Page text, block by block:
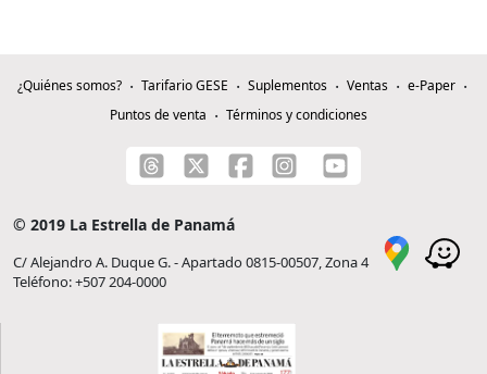
¿Quiénes somos? Tarifario GESE Suplementos Ventas
e-Paper
Puntos de venta
Términos y condiciones
© 2019 La Estrella de Panamá
C/ Alejandro A. Duque G. - Apartado 0815-00507, Zona 4
Teléfono: +507 204-0000